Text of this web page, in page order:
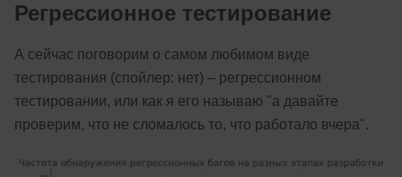
Регрессионное тестирование
А сейчас поговорим о самом любимом виде
тестирования (спойлер: нет) – регрессионном
тестировании, или как я его называю "а давайте
проверим, что не сломалось то, что работало вчера".